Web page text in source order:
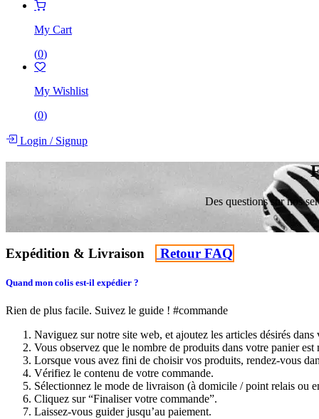
My Cart
(0)
My Wishlist
(0)
Login /Signup
Des questions sur nos
Expédition & Livraison Retou​​r FAQ​​
Quand mon colis est-il expédier ?
Rien de plus facile. Suivez le guide ! #commande
Naviguez sur notre site web, et ajoutez les articles désirés dans
Vous observez que le nombre de produits dans votre panier
Lorsque vous avez fini de choisir vos produits, rendez-vous
Vérifiez le contenu de votre commande.
Sélectionnez le mode de livraison (à domicile / point relais ou
Cliquez sur “Finaliser votre commande”.
Laissez-vous guider jusqu’au paiement.